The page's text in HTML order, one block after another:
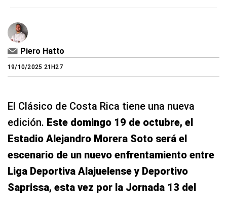
Piero Hatto
19/10/2025 21H27
El Clásico de Costa Rica tiene una nueva
edición. Este domingo 19 de octubre, el
Estadio Alejandro Morera Soto será el
escenario de un nuevo enfrentamiento entre
Liga Deportiva Alajuelense y Deportivo
Saprissa, esta vez por la Jornada 13 del